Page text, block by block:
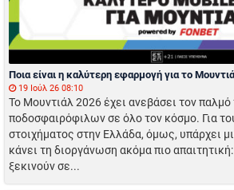
Ποια είναι η καλύτερη εφαρμογή για το
19 Ιούλ 26 08:10
Το Μουντιάλ 2026 έχει ανεβάσει τον
ποδοσφαιρόφιλων σε όλο τον κόσμο. Για
στοιχήματος στην Ελλάδα, όμως, υπάρχει
κάνει τη διοργάνωση ακόμα πιο
ξεκινούν σε...